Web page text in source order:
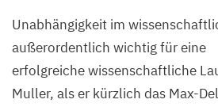
Unabhängigkeit im
außerordentlich wichtig für eine
erfolgreiche wissenschaftliche
Muller, als er kürzlich das Max-